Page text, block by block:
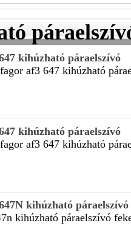
kihúzható páraelszívó
af3 647 kihúzható
kihúzható páraelszívó
af3 647 kihúzható
kihúzható páraelszívó
kihúzható páraelszívó